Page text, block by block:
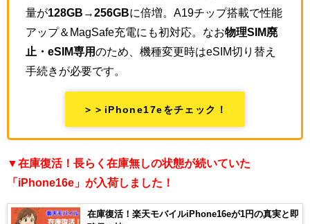
量が128GB→256GBに倍増。A19チップ搭載で性能
アップ＆MagSafe充電にも初対応。なお物理SIM廃
止・eSIM専用のため、機種変更時はeSIM切り替え
手続きが必要です。
＞＞iPhone17eをチェック！
▼在庫復活！長らく在庫無しの状態が続いていた
「iPhone16e」が入荷しました！
在庫復活！楽天モバイルiPhone16eが1円の真実と即